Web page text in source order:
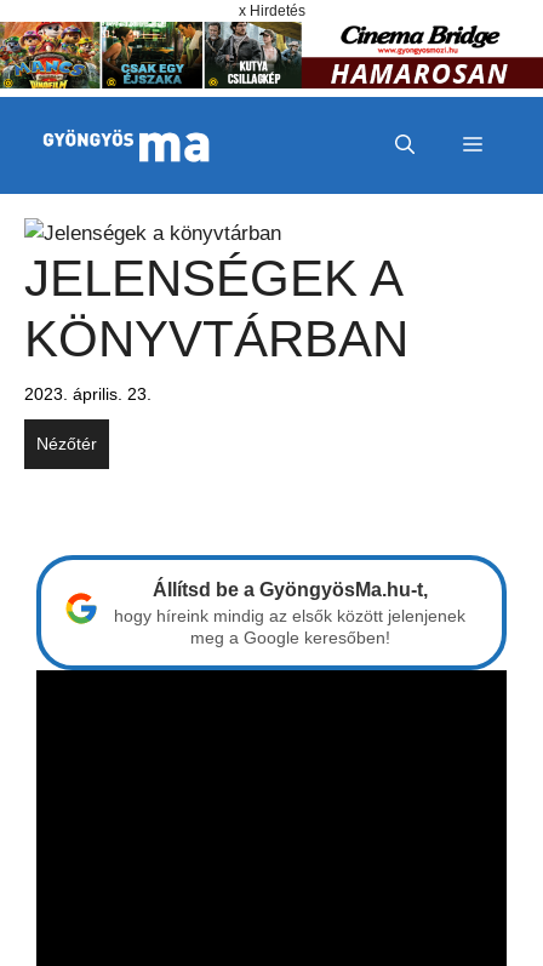
x Hirdetés
MENÜ
JELENSÉGEK A
KÖNYVTÁRBAN
2023. április. 23.
Nézőtér
Állítsd be a GyöngyösMa.hu-t,
hogy híreink mindig az elsők között jelenjenek
meg a Google keresőben!